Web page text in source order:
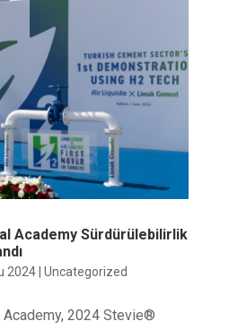
Academy Sürdürülebilirlik
2024| Uncategorized
Academy, 2024 Stevie®